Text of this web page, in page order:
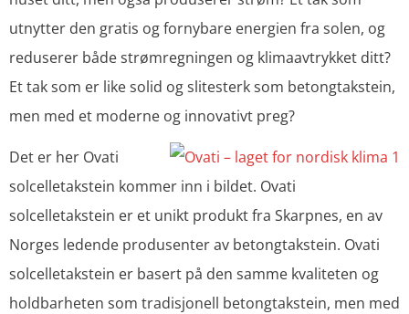
utnytter den gratis og fornybare energien fra solen, og
reduserer både strømregningen og klimaavtrykket ditt?
Et tak som er like solid og slitesterk som betongtakstein,
men med et moderne og innovativt preg?
Det er her Ovati
solcelletakstein kommer inn i bildet. Ovati
solcelletakstein er et unikt produkt fra Skarpnes, en av
Norges ledende produsenter av betongtakstein. Ovati
solcelletakstein er basert på den samme kvaliteten og
holdbarheten som tradisjonell betongtakstein, men med